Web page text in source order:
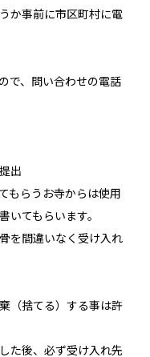
か事前に市区町村に電
で、問い合わせの電話
出
もらうお寺からは使用
いてもらいます。
を間違いなく受け入れ
（捨てる）する事は許
た後、必ず受け入れ先